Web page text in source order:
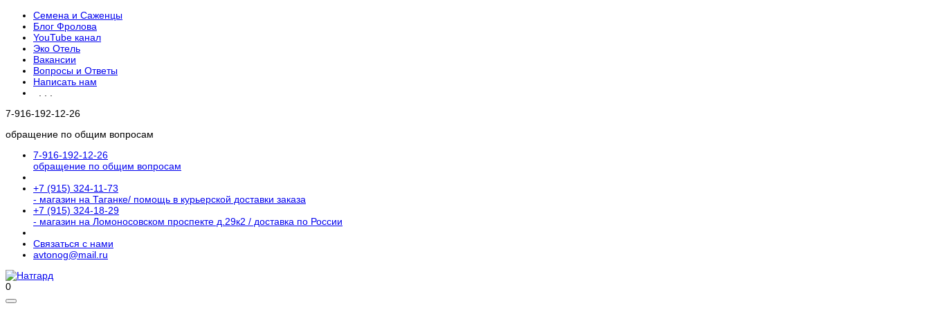
Семена и Саженцы
Блог Фролова
YouTube канал
Эко Отель
Вакансии
Вопросы и Ответы
Написать нам
7-916-192-12-26
обращение по общим вопросам
7-916-192-12-26
обращение по общим вопросам
+7 (915) 324-11-73
- магазин на Таганке/ помощь в курьерской доставки заказа
+7 (915) 324-18-29
- магазин на Ломоносовском проспекте д.29к2 / доставка по России
Связаться с нами
avtonog@mail.ru
0